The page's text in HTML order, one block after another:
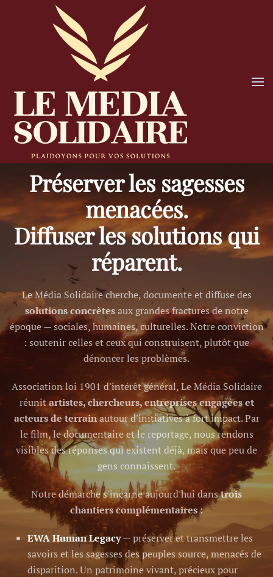
Préserver les sagesses
menacées.
Diffuser les solutions qui
réparent.
Le Média Solidaire cherche, documente et diffuse des
solutions concrètesaux grandes fractures de notre
époque — sociales, humaines, culturelles. Notre conviction
: soutenir celles et ceux qui construisent, plutôt que
dénoncer les problèmes.
Association loi 1901 d'intérêt général, Le Média Solidaire
réunitartistes, chercheurs, entreprises engagées et
acteurs de terrainautour d'initiatives à fort impact. Par
le film, le documentaire et le reportage, nous rendons
visibles des réponses qui existent déjà, mais que peu de
gens connaissent.
Notre démarche s'incarne aujourd'hui danstrois
chantiers complémentaires:
EWA Human Legacy— préserver et transmettre les
savoirs et les sagesses des peuples source, menacés de
disparition. Un patrimoine vivant, précieux pour